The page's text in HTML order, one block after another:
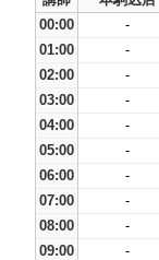
00:00
-
01:00
-
02:00
-
03:00
-
04:00
-
05:00
-
06:00
-
07:00
-
08:00
-
09:00
-